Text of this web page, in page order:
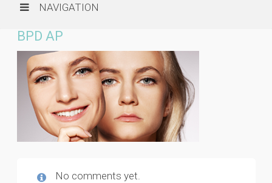
NAVIGATION
BPD AP
No comments yet.